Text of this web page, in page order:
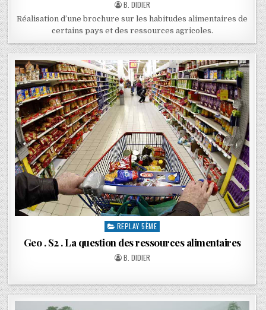
B. DIDIER
Réalisation d’une brochure sur les habitudes alimentaires de
certains pays et des ressources agricoles.
REPLAY 5ÈME
Geo . S2 . La question des ressources alimentaires
B. DIDIER